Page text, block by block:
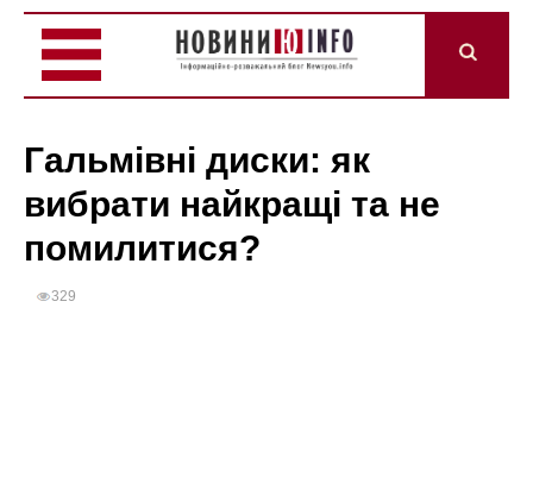
Гальмівні диски: як
вибрати найкращі та не
помилитися?
329